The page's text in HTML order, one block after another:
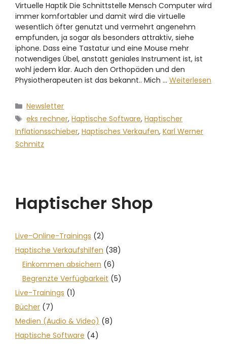
Virtuelle Haptik Die Schnittstelle Mensch Computer wird
immer komfortabler und damit wird die virtuelle
wesentlich öfter genutzt und vermehrt angenehm
empfunden, ja sogar als besonders attraktiv, siehe
iphone. Dass eine Tastatur und eine Mouse mehr
notwendiges Übel, anstatt geniales Instrument ist, ist
wohl jedem klar. Auch den Orthopäden und den
Physiotherapeuten ist das bekannt.. Mich … Weiterlesen
Newsletter
eks rechner,Haptische Software,Haptischer
Inflationsschieber, Haptisches Verkaufen, Karl Werner
Schmitz
Haptischer Shop
Live-Online-Trainings (2)
Haptische Verkaufshilfen (38)
Einkommen absichern (6)
Begrenzte Verfügbarkeit (5)
Live-Trainings (1)
Bücher (7)
Medien (Audio & Video) (8)
Haptische Software (4)